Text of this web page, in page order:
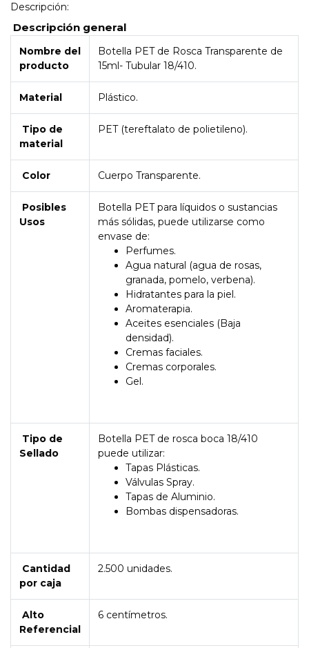
Descripción:
Descripción general
Nombre del
producto
Botella PET de Rosca Transparente de
15ml- Tubular 18/410.
Material Plástico.
Tipo de
material
PET (tereftalato de polietileno).
Color Cuerpo Transparente.
Posibles
Usos
Botella PET para líquidos o sustancias
más sólidas, puede utilizarse como
envase de:
Perfumes.
Agua natural (agua de rosas,
granada, pomelo, verbena).
Hidratantes para la piel.
Aromaterapia.
Aceites esenciales (Baja
densidad).
Cremas faciales.
Cremas corporales.
Gel.
Tipo de
Sellado
Botella PET de rosca boca 18/410
puede utilizar:
Tapas Plásticas.
Válvulas Spray.
Tapas de Aluminio.
Bombas dispensadoras.
Cantidad
por caja
2.500 unidades.
Alto
Referencial
6 centímetros.